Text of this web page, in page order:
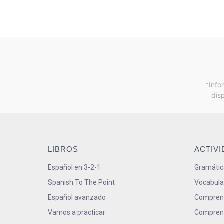
LIBROS
Español en 3-2-1
Spanish To The Point
Español avanzado
Vamos a practicar